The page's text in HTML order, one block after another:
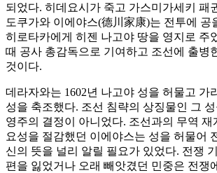
되었다. 히데요시가 죽고 가스미가세키 패
도쿠가와 이에야스(德川家康)는 전투에 공
히로타카에게 히젠 나고야 땅을 영지로 주
때 공사 총감독으로 기여하고 조선에 출병
것이다.
데라자와는 1602년 나고야 성을 허물고 가
성을 축조했다. 조선 침략의 상징물인 그
영주의 결정이 아니었다. 조선과의 무역 재
요성을 절감했던 이에야스는 성을 허물어
신의 뜻을 널리 알릴 필요가 있었다. 전쟁
편을 잃었거나 오래 빼앗겼던 민중은 전쟁